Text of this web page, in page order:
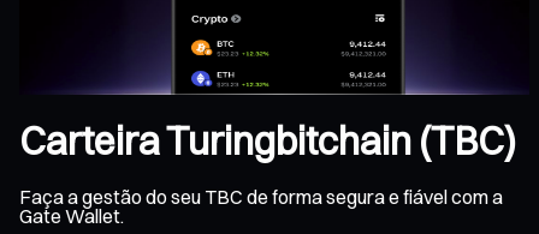
Carteira Turingbitchain (TBC)
Faça a gestão do seu TBC de forma segura e fiável com a
Gate Wallet.